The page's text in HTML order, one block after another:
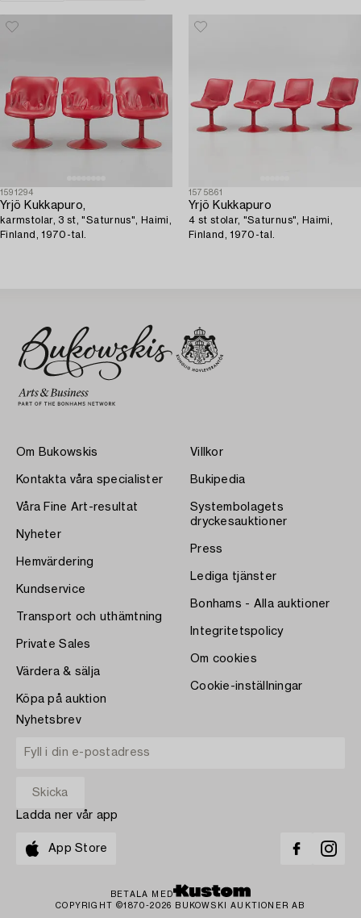
1591294
Yrjö Kukkapuro,
karmstolar, 3 st, "Saturnus", Haimi,
Finland, 1970-tal.
1575861
Yrjö Kukkapuro
4 st stolar, "Saturnus", Haimi,
Finland, 1970-tal.
Om Bukowskis
Kontakta våra specialister
Våra Fine Art-resultat
Nyheter
Hemvärdering
Kundservice
Transport och uthämtning
Private Sales
Värdera & sälja
Köpa på auktion
Villkor
Bukipedia
Systembolagets
dryckesauktioner
Press
Lediga tjänster
Bonhams - Alla auktioner
Integritetspolicy
Om cookies
Cookie-inställningar
Nyhetsbrev
Ladda ner vår app
App Store
BETALA MED
COPYRIGHT ©1870-2026 BUKOWSKI AUKTIONER AB